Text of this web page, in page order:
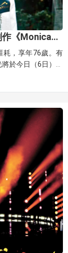
《Monica》
耗，享年76歲。有
於今日（6日）下